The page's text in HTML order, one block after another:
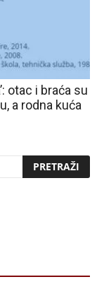
otac i braća su
a rodna kuća